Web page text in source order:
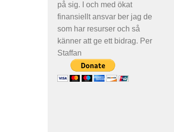
på sig. I och med ökat
finansiellt ansvar ber jag de
som har resurser och så
känner att ge ett bidrag. Per
Staffan